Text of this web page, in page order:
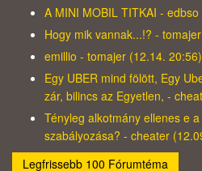
A MINI MOBIL TITKAI -
Hogy mik vannak...!? -
emillio - tomajer (12.14. 20:56)
Egy UBER mind fölött, Egy
zár, bilincs az Egyetlen, -
Tényleg alkotmány ellenes e
szabályozása? - cheater
Legfrissebb 100 Fórumtéma